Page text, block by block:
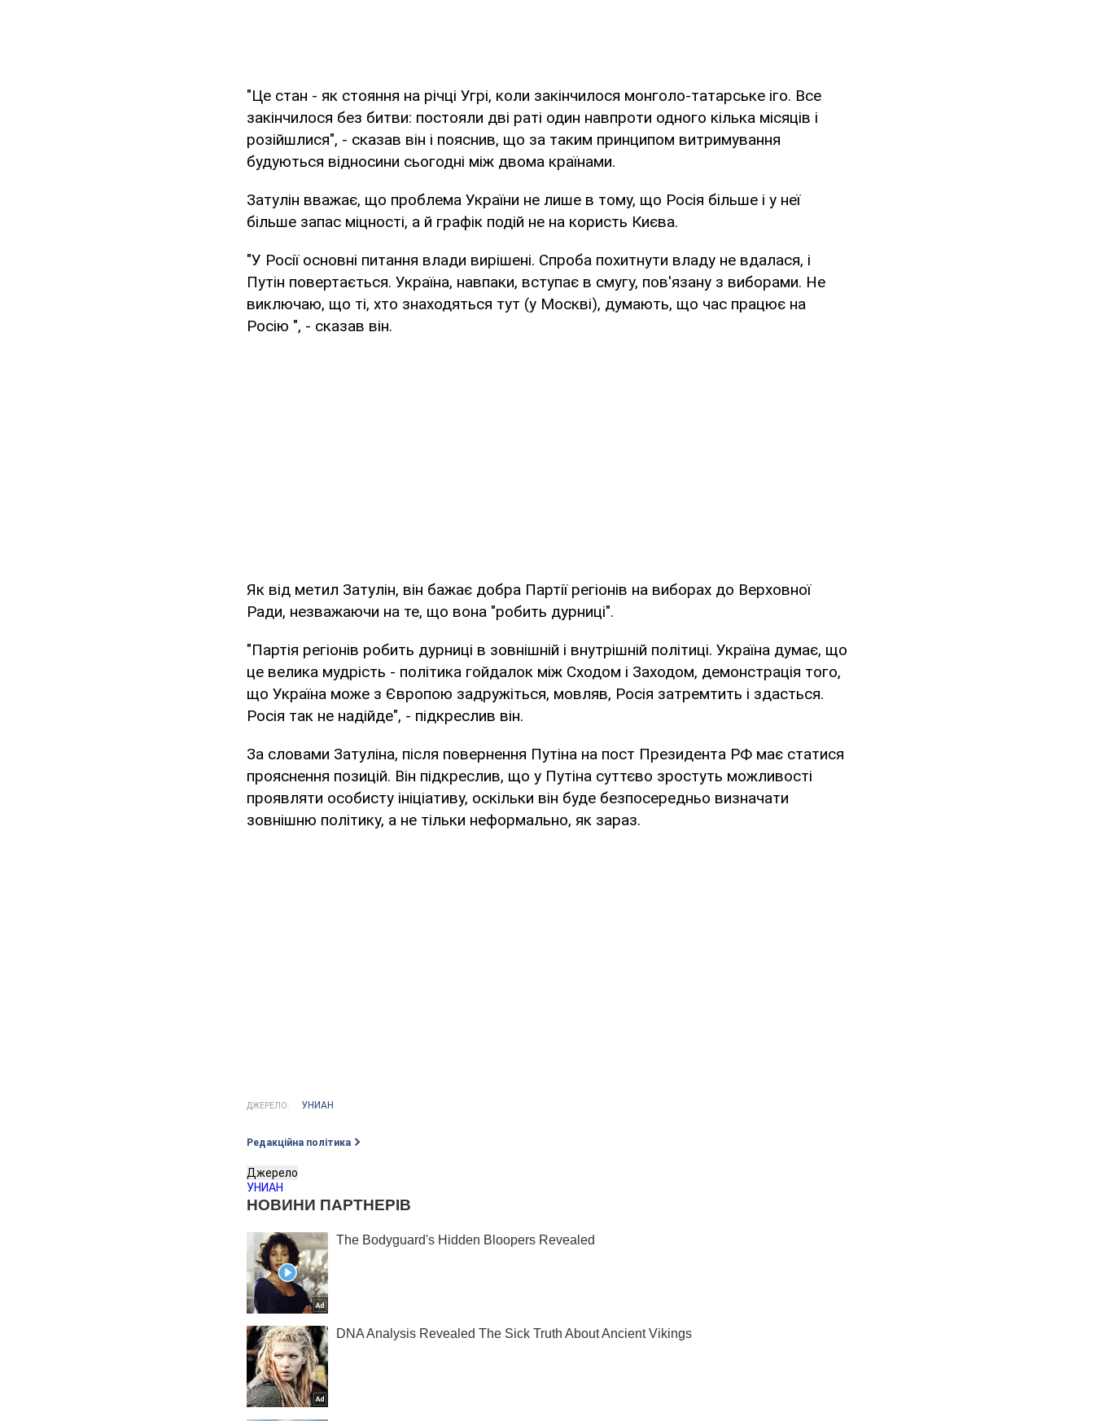
"Це стан - як стояння на річці Угрі, коли закінчилося монголо-татарське іго. Все
закінчилося без битви: постояли дві раті один навпроти одного кілька місяців і
розійшлися", - сказав він і пояснив, що за таким принципом витримування
будуються відносини сьогодні між двома країнами.
Затулін вважає, що проблема України не лише в тому, що Росія більше і у неї
більше запас міцності, а й графік подій не на користь Києва.
"У Росії основні питання влади вирішені. Спроба похитнути владу не вдалася, і
Путін повертається. Україна, навпаки, вступає в смугу, пов'язану з виборами. Не
виключаю, що ті, хто знаходяться тут (у Москві), думають, що час працює на
Росію ", - сказав він.
Як від метил Затулін, він бажає добра Партії регіонів на виборах до Верховної
Ради, незважаючи на те, що вона "робить дурниці".
"Партія регіонів робить дурниці в зовнішній і внутрішній політиці. Україна думає, що
це велика мудрість - політика гойдалок між Сходом і Заходом, демонстрація того,
що Україна може з Європою задружіться, мовляв, Росія затремтить і здасться.
Росія так не надійде", - підкреслив він.
За словами Затуліна, після повернення Путіна на пост Президента РФ має статися
прояснення позицій. Він підкреслив, що у Путіна суттєво зростуть можливості
проявляти особисту ініціативу, оскільки він буде безпосередньо визначати
зовнішню політику, а не тільки неформально, як зараз.
ДЖЕРЕЛО: УНИАН
Редакційна політика
Джерело
УНИАН